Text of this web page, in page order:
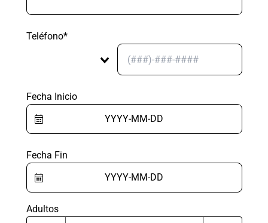
Teléfono*
Fecha Inicio
Fecha Fin
Adultos